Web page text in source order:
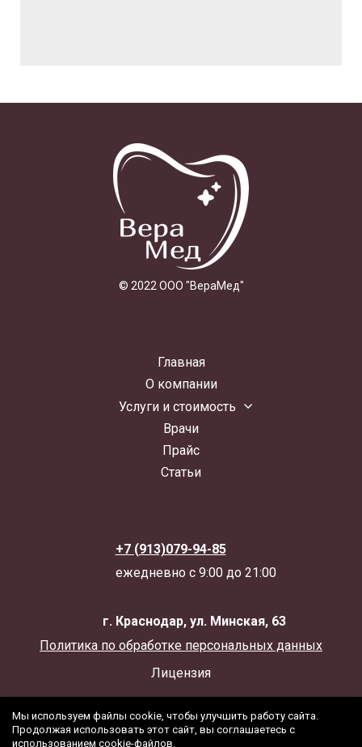
© 2022 ООО "ВераМед"
Главная
О компании
Услуги и стоимость
Врачи
Прайс
Статьи
+7 (913)079-94-85
ежедневно с 9:00 до 21:00
г. Краснодар, ул. Минская, 63
Политика по обработке персональных данных
Лицензия
Мы используем файлы cookie, чтобы улучшить работу сайта.
Продолжая использовать этот сайт, вы соглашаетесь с
использованием cookie-файлов.